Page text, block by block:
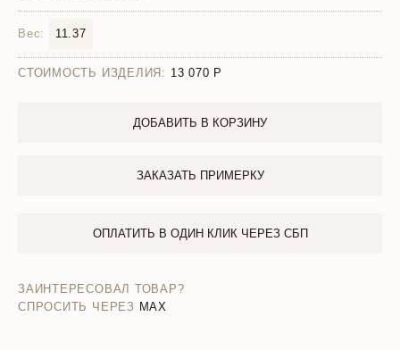
Вес: 11.37
СТОИМОСТЬ ИЗДЕЛИЯ: 13 070
ДОБАВИТЬ В КОРЗИНУ
ЗАКАЗАТЬ ПРИМЕРКУ
ОПЛАТИТЬ В ОДИН КЛИК ЧЕРЕЗ СБП
ЗАИНТЕРЕСОВАЛ ТОВАР?
СПРОСИТЬ ЧЕРЕЗ MAX